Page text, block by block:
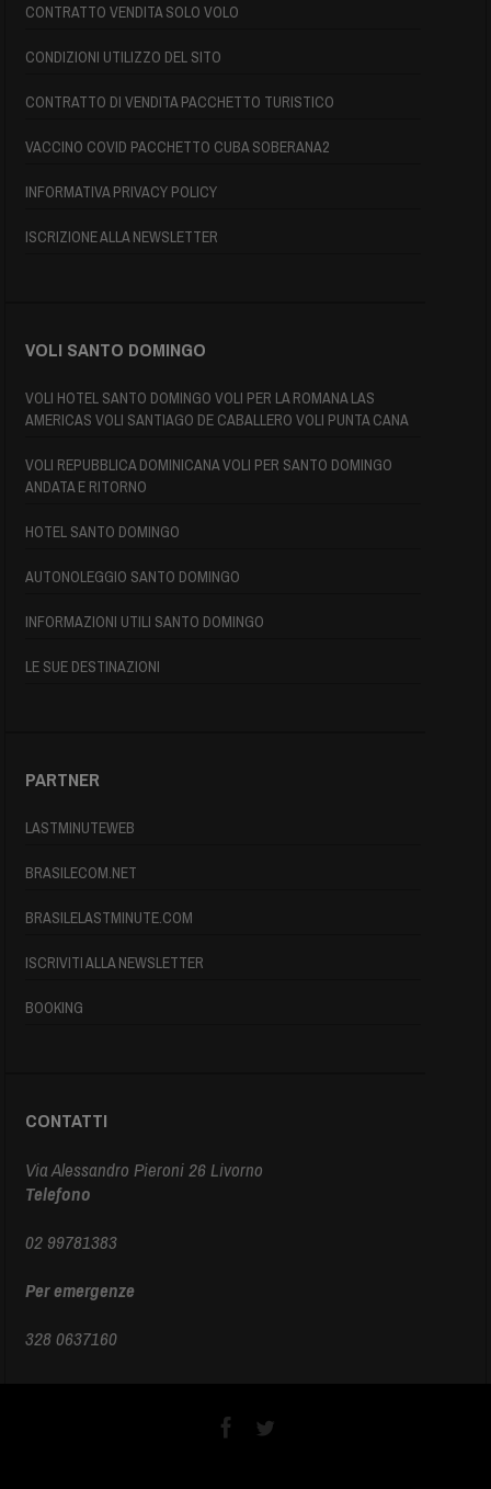
CONTRATTO VENDITA SOLO VOLO
CONDIZIONI UTILIZZO DEL SITO
CONTRATTO DI VENDITA PACCHETTO TURISTICO
VACCINO COVID PACCHETTO CUBA SOBERANA2
INFORMATIVA PRIVACY POLICY
ISCRIZIONE ALLA NEWSLETTER
VOLI SANTO DOMINGO
VOLI HOTEL SANTO DOMINGO VOLI PER LA ROMANA LAS
AMERICAS VOLI SANTIAGO DE CABALLERO VOLI PUNTA CANA
VOLI REPUBBLICA DOMINICANA VOLI PER SANTO DOMINGO
ANDATA E RITORNO
HOTEL SANTO DOMINGO
AUTONOLEGGIO SANTO DOMINGO
INFORMAZIONI UTILI SANTO DOMINGO
LE SUE DESTINAZIONI
PARTNER
LASTMINUTEWEB
BRASILECOM.NET
BRASILELASTMINUTE.COM
ISCRIVITI ALLA NEWSLETTER
BOOKING
CONTATTI
Via Alessandro Pieroni 26 Livorno
Telefono
02 99781383
Per emergenze
328 0637160